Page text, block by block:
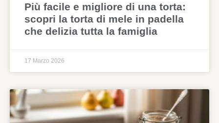
Più facile e migliore di una torta:
scopri la torta di mele in padella
che delizia tutta la famiglia
17 Marzo 2026